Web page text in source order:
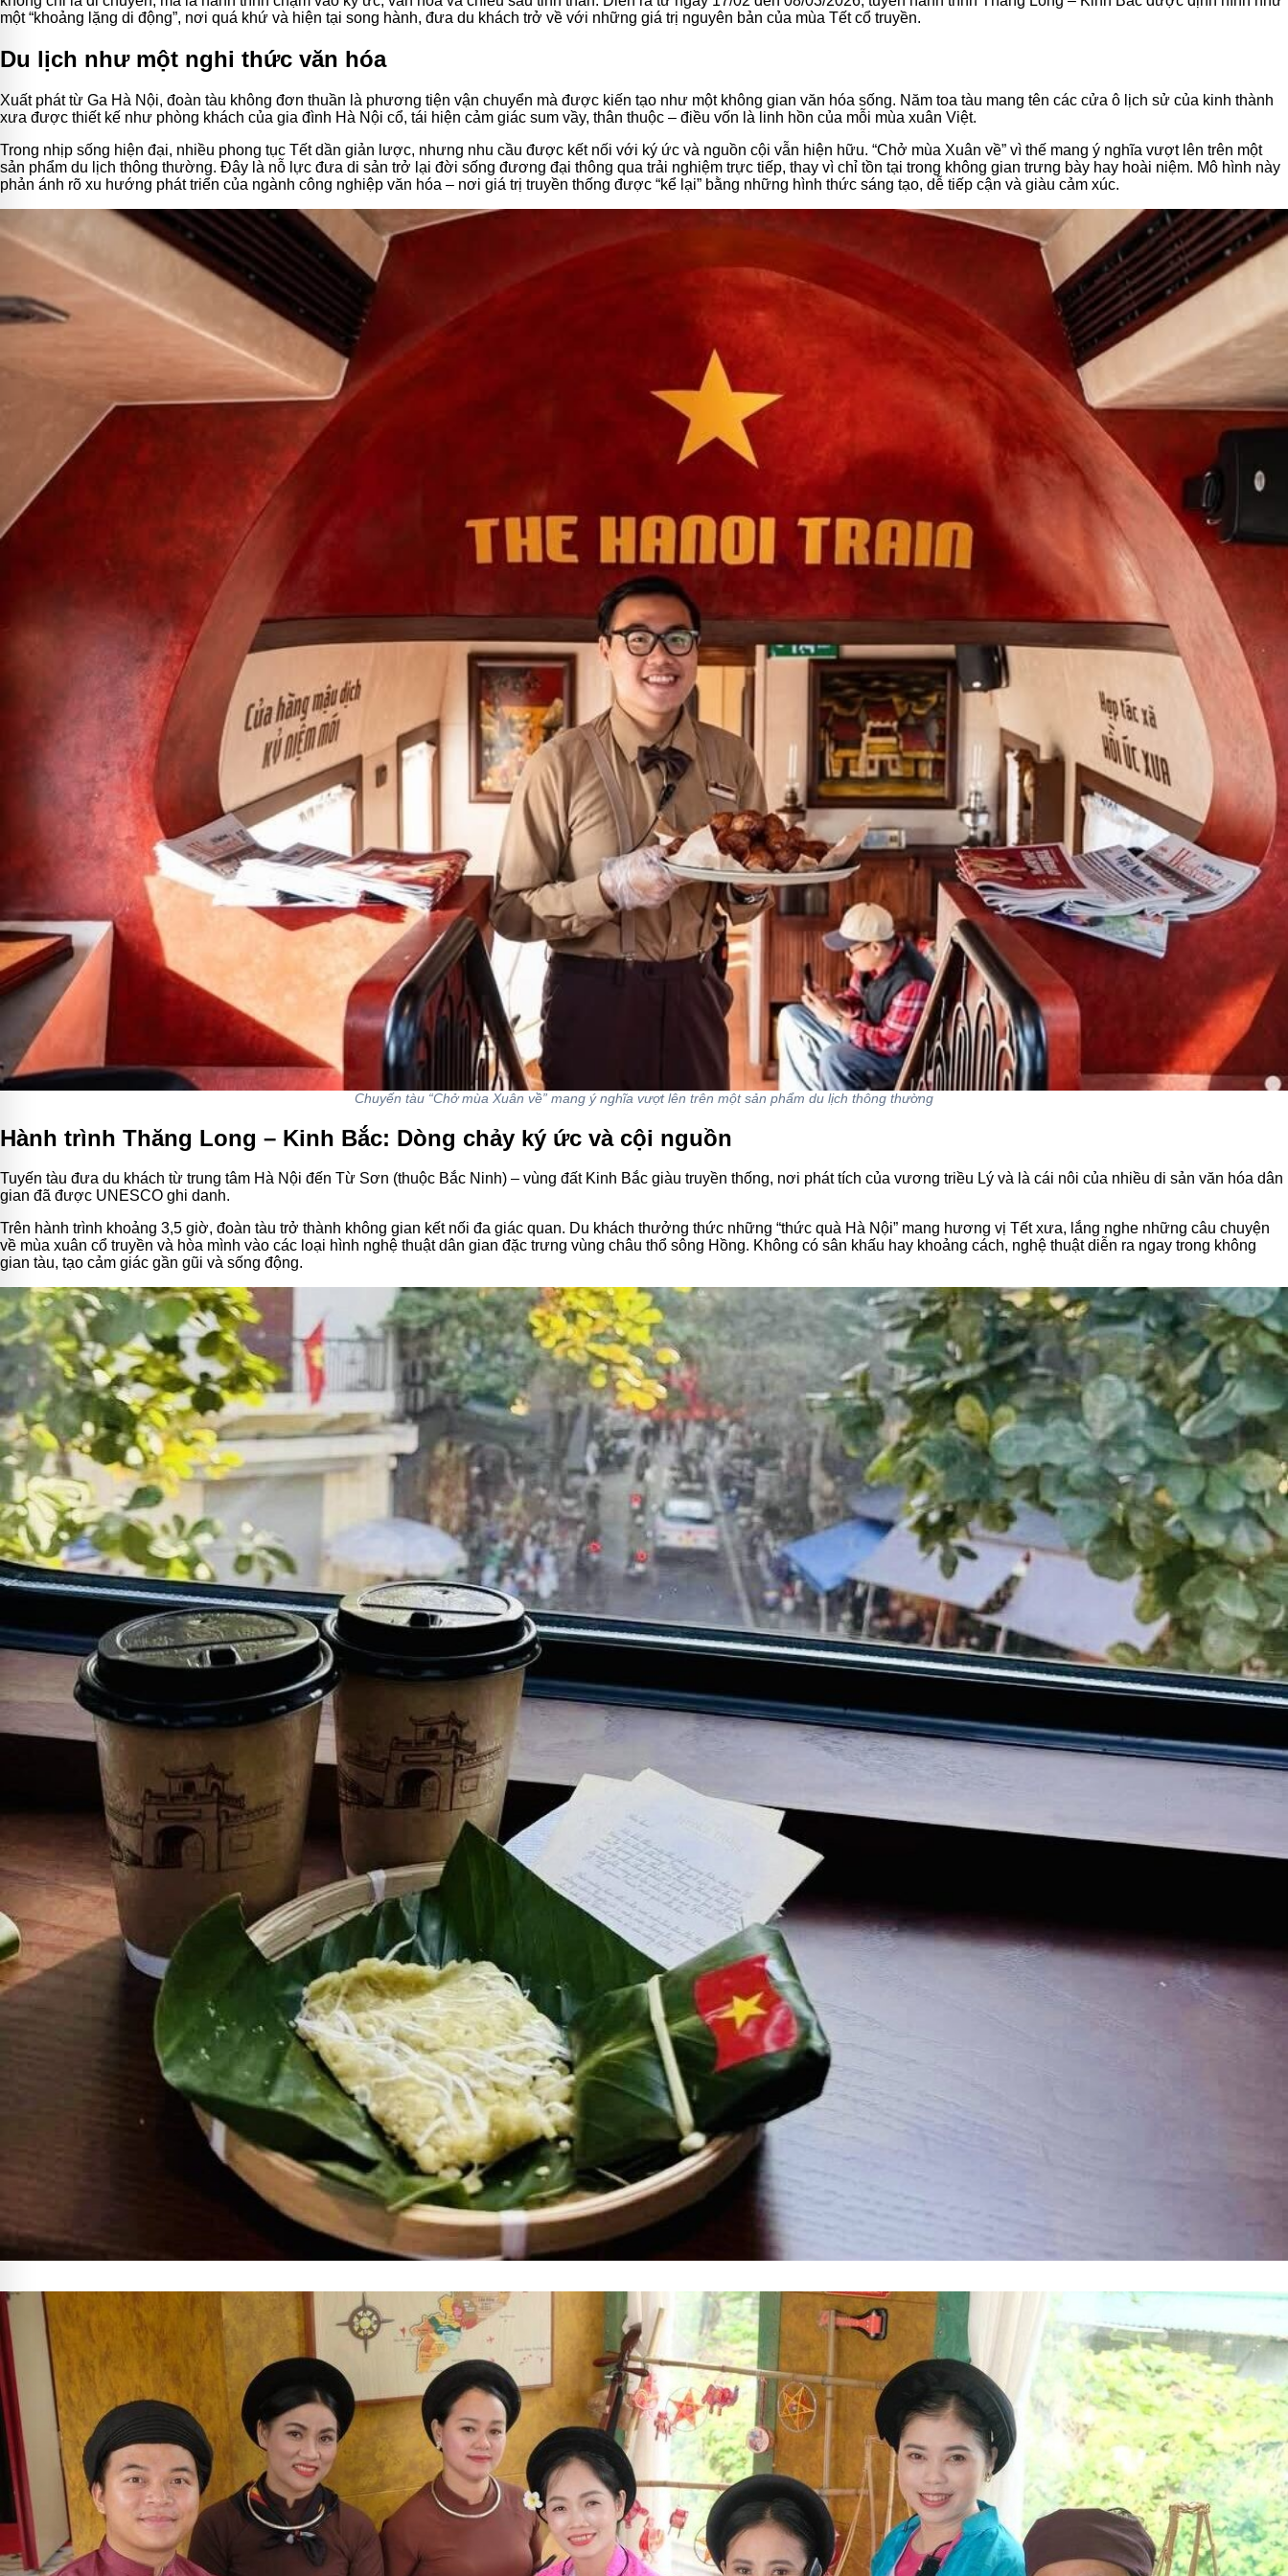
một “khoảng lặng di động”, nơi quá khứ và hiện tại song hành, đưa du khách trở về với những giá trị nguyên bản của mùa Tết cổ truyền.
Du lịch như một nghi thức văn hóa
Xuất phát từ Ga Hà Nội, đoàn tàu không đơn thuần là phương tiện vận chuyển mà được kiến tạo như một không gian văn hóa sống. Năm toa tàu mang tên các cửa ô lịch sử của kinh thành
xưa được thiết kế như phòng khách của gia đình Hà Nội cổ, tái hiện cảm giác sum vầy, thân thuộc – điều vốn là linh hồn của mỗi mùa xuân Việt.
Trong nhịp sống hiện đại, nhiều phong tục Tết dần giản lược, nhưng nhu cầu được kết nối với ký ức và nguồn cội vẫn hiện hữu. “Chở mùa Xuân về” vì thế mang ý nghĩa vượt lên trên một
sản phẩm du lịch thông thường. Đây là nỗ lực đưa di sản trở lại đời sống đương đại thông qua trải nghiệm trực tiếp, thay vì chỉ tồn tại trong không gian trưng bày hay hoài niệm. Mô hình này
phản ánh rõ xu hướng phát triển của ngành công nghiệp văn hóa – nơi giá trị truyền thống được “kể lại” bằng những hình thức sáng tạo, dễ tiếp cận và giàu cảm xúc.
Chuyến tàu “Chở mùa Xuân về” mang ý nghĩa vượt lên trên một sản phẩm du lịch thông thường
Hành trình Thăng Long – Kinh Bắc: Dòng chảy ký ức và cội nguồn
Tuyến tàu đưa du khách từ trung tâm Hà Nội đến Từ Sơn (thuộc Bắc Ninh) – vùng đất Kinh Bắc giàu truyền thống, nơi phát tích của vương triều Lý và là cái nôi của nhiều di sản văn hóa dân
gian đã được UNESCO ghi danh.
Trên hành trình khoảng 3,5 giờ, đoàn tàu trở thành không gian kết nối đa giác quan. Du khách thưởng thức những “thức quà Hà Nội” mang hương vị Tết xưa, lắng nghe những câu chuyện
về mùa xuân cổ truyền và hòa mình vào các loại hình nghệ thuật dân gian đặc trưng vùng châu thổ sông Hồng. Không có sân khấu hay khoảng cách, nghệ thuật diễn ra ngay trong không
gian tàu, tạo cảm giác gần gũi và sống động.